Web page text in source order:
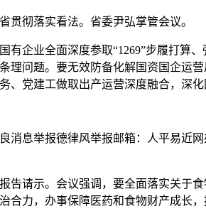
彻落实看法。省委尹弘掌管会议。
业全面深度参取“1269”步履打算
问题。要无效防备化解国资国企运
党建工做取出产运营深度融合，深
举报德律风举报邮箱：人平易近网
示。会议强调，要全面落实关于食
力，办事保障医药和食物财产成长